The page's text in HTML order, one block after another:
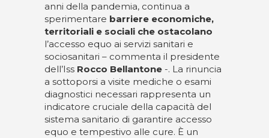
anni della pandemia, continua a
sperimentare barriere economiche,
territoriali e sociali che ostacolano
l’accesso equo ai servizi sanitari e
sociosanitari – commenta il presidente
dell’Iss Rocco Bellantone -. La rinuncia
a sottoporsi a visite mediche o esami
diagnostici necessari rappresenta un
indicatore cruciale della capacità del
sistema sanitario di garantire accesso
equo e tempestivo alle cure. È un